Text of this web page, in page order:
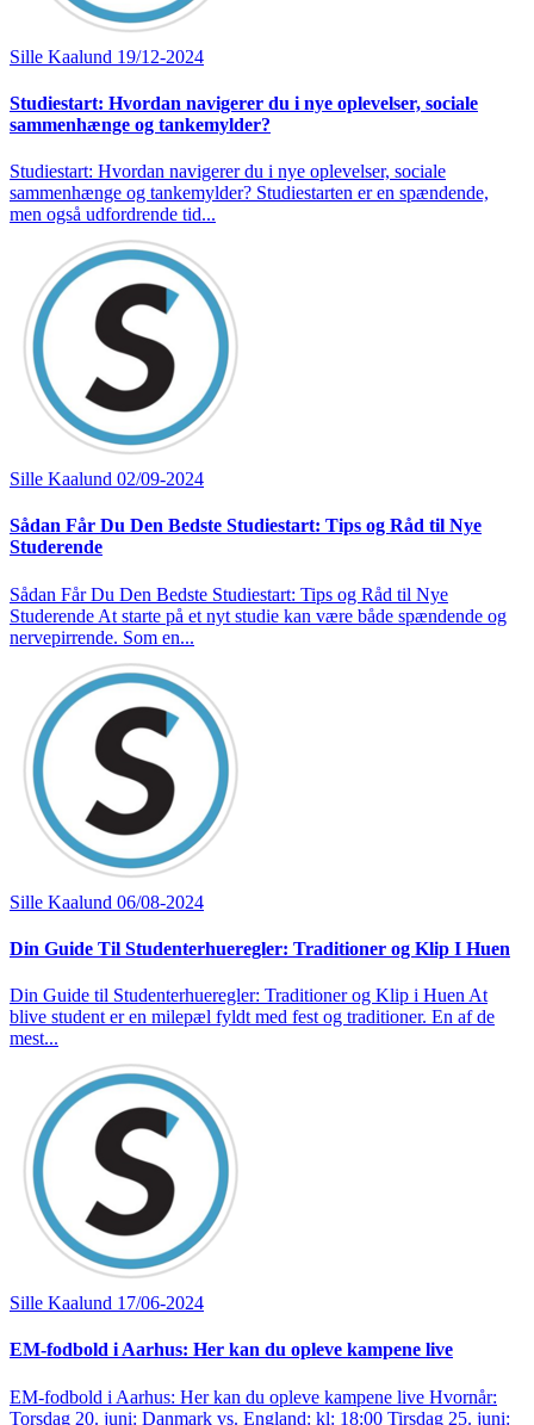
Sille Kaalund 19/12-2024
Studiestart: Hvordan navigerer du i nye oplevelser, sociale
sammenhænge og tankemylder?
Studiestart: Hvordan navigerer du i nye oplevelser, sociale
sammenhænge og tankemylder? Studiestarten er en spændende,
men også udfordrende tid...
Sille Kaalund 02/09-2024
Sådan Får Du Den Bedste Studiestart: Tips og Råd til Nye
Studerende
Sådan Får Du Den Bedste Studiestart: Tips og Råd til Nye
Studerende At starte på et nyt studie kan være både spændende og
nervepirrende. Som en...
Sille Kaalund 06/08-2024
Din Guide Til Studenterhueregler: Traditioner og Klip I Huen
Din Guide til Studenterhueregler: Traditioner og Klip i Huen At
blive student er en milepæl fyldt med fest og traditioner. En af de
mest...
Sille Kaalund 17/06-2024
EM-fodbold i Aarhus: Her kan du opleve kampene live
EM-fodbold i Aarhus: Her kan du opleve kampene live Hvornår:
Torsdag 20. juni: Danmark vs. England: kl: 18:00 Tirsdag 25. juni: